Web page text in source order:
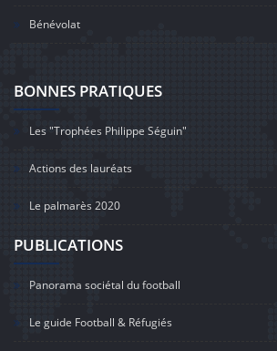
Bénévolat
BONNES PRATIQUES
Les "Trophées Philippe Séguin"
Actions des lauréats
Le palmarès 2020
PUBLICATIONS
Panorama sociétal du football
Le guide Football & Réfugiés